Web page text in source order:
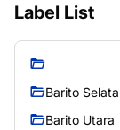
Label List
Barito
Barito Utara